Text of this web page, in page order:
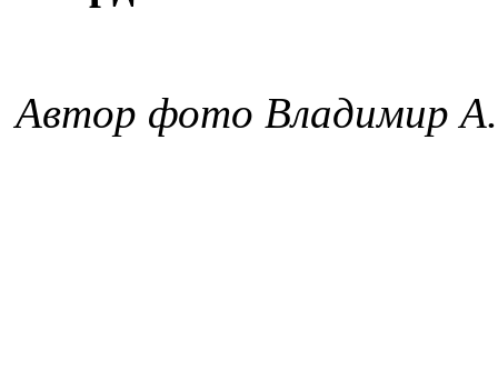
Автор фото Владимир А.